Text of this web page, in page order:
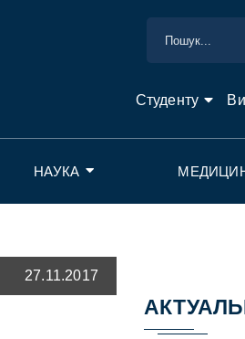
Студенту
НАУКА
27.11.2017